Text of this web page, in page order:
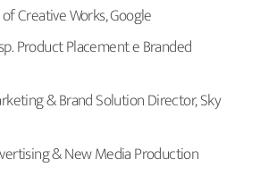
Creative Works, Google
Product Placement e Branded
& Brand Solution Director, Sky
& New Media Production